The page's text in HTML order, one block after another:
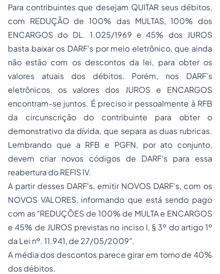
Para contribuintes que desejam QUITAR seus débitos,
com REDUÇÃO de 100% das MULTAS, 100% dos
ENCARGOS do DL. 1.025/1969 e 45% dos JUROS
basta baixar os DARF's por meio eletrônico, que ainda
não estão com os descontos da lei, para obter os
valores atuais dos débitos. Porém, nos DARF's
eletrônicos, os valores dos JUROS e ENCARGOS
encontram-se juntos. É preciso ir pessoalmente à RFB
da circunscrição do contribuinte para obter o
demonstrativo da dívida, que separa as duas rubricas.
Lembrando que a RFB e PGFN, por ato conjunto,
devem criar novos códigos de DARF’s para essa
reabertura do REFIS IV.
A partir desses DARF's, emitir NOVOS DARF's, com os
NOVOS VALORES, informando que está sendo pago
com as "REDUÇÕES de 100% de MULTA e ENCARGOS
e 45% de JUROS previstas no inciso I, § 3º do artigo 1º
da Lei nº. 11.941, de 27/05/2009".
A média dos descontos parece girar em torno de 40%
dos débitos.